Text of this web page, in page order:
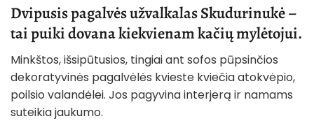
Dvipusis pagalvės užvalkalas Skudurinukė –
tai puiki dovana kiekvienam kačių mylėtojui.
Minkštos, išsipūtusios, tingiai ant sofos pūpsinčios
dekoratyvinės pagalvėlės kvieste kviečia atokvėpio,
poilsio valandėlei. Jos pagyvina interjerą ir namams
suteikia jaukumo.